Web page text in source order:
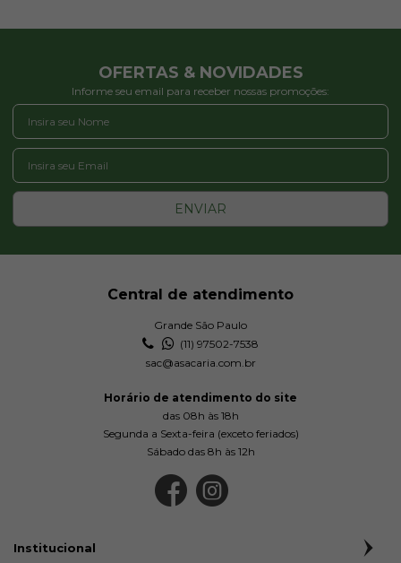
OFERTAS & NOVIDADES
Informe seu email para receber nossas promoções:
ENVIAR
Central de atendimento
Grande São Paulo
(11) 97502-7538
sac@asacaria.com.br
Horário de atendimento do site
das 08h às 18h
Segunda a Sexta-feira (exceto feriados)
Sábado das 8h às 12h
Institucional